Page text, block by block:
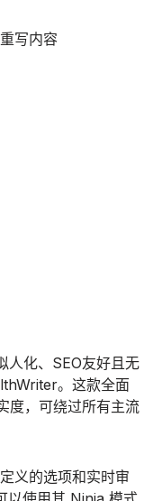
写内容
人化、SEO友好且无
。这款全面
度，可绕过所有主流
义的选项和实时审